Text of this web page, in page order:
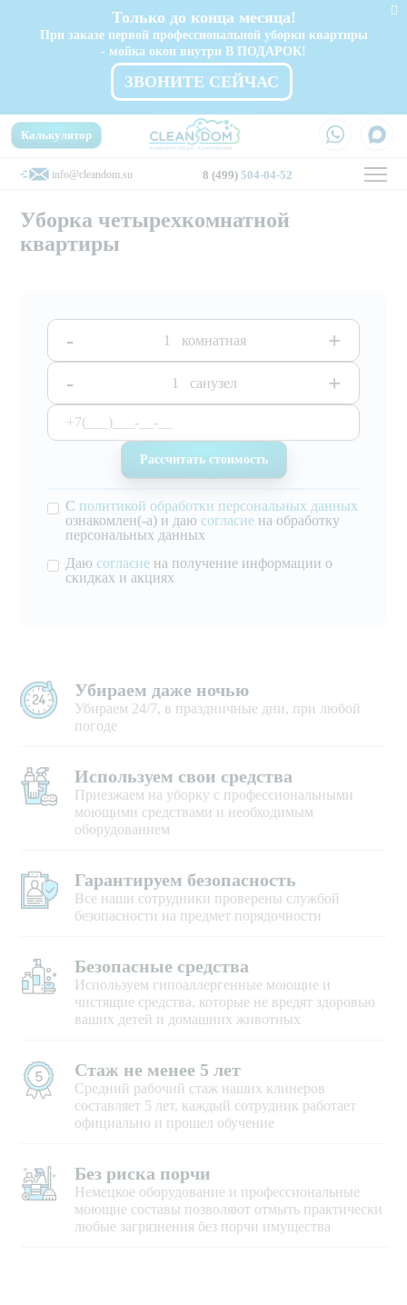
Только до конца месяца!
При заказе первой профессиональной уборки квартиры
- мойка окон внутри В ПОДАРОК!
ЗВОНИТЕ СЕЙЧАС
info@cleandom.su 8 (499) 504-04-52
Калькулятор
Уборка четырехкомнатной
квартиры
- комнатная
+
-
санузел +
С политикой обработки персональных данных
ознакомлен(-а) и даю согласие на обработку
персональных данных
Даю согласие на получение информации о
скидках и акциях
Убираем даже ночью
Убираем 24/7, в праздничные дни, при любой
погоде
Используем свои средства
Приезжаем на уборку с профессиональными
моющими средствами и необходимым
оборудованием
Гарантируем безопасность
Все наши сотрудники проверены службой
безопасности на предмет порядочности
Безопасные средства
Используем гипоаллергенные моющие и
чистящие средства, которые не вредят здоровью
ваших детей и домашних животных
Стаж не менее 5 лет
Средний рабочий стаж наших клинеров
составляет 5 лет, каждый сотрудник работает
официально и прошел обучение
Без риска порчи
Немецкое оборудование и профессиональные
моющие составы позволяют отмыть практически
любые загрязнения без порчи имущества